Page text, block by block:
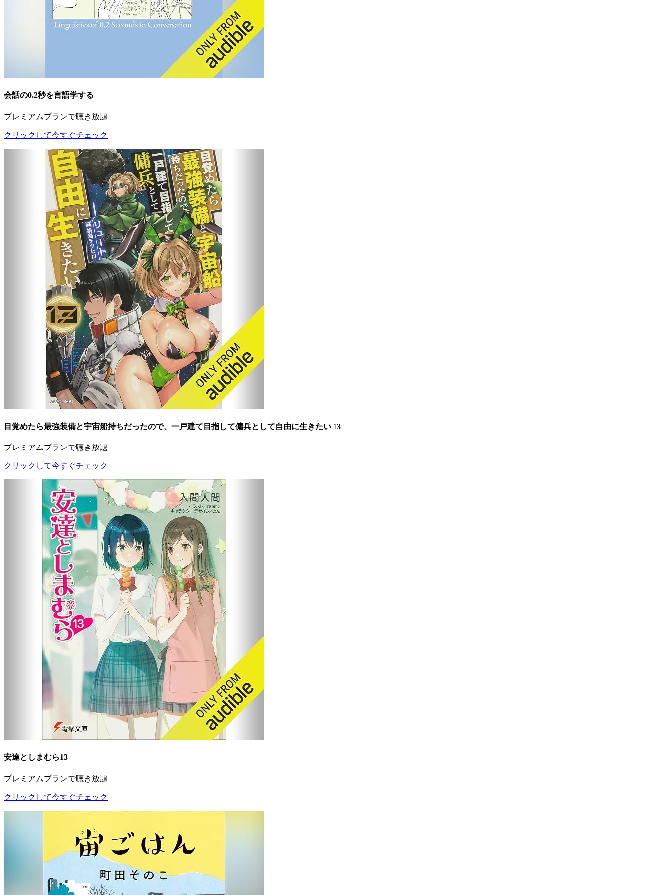
会話の0.2秒を言語学する
プレミアムプランで聴き放題
クリックして今すぐチェック
目覚めたら最強装備と宇宙船持ちだったので、一戸建て目指して傭兵として自由に生きたい 13
プレミアムプランで聴き放題
クリックして今すぐチェック
安達としまむら13
プレミアムプランで聴き放題
クリックして今すぐチェック